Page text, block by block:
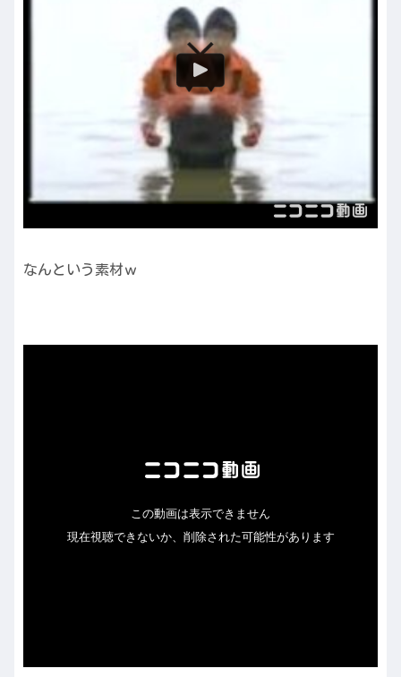
なんという素材ｗ